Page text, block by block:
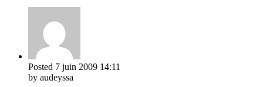
Posted 7 juin 2009 14:11
by audeyssa